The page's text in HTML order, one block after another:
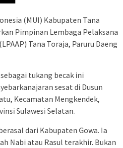
(MUI) Kabupaten Tana
Pimpinan Lembaga Pelaksana
Tana Toraja, Paruru Daeng
tukang becak ini
sesat di Dusun
Kecamatan Mengkendek,
Sulawesi Selatan.
dari Kabupaten Gowa. Ia
Nabi atau Rasul terakhir. Bukan